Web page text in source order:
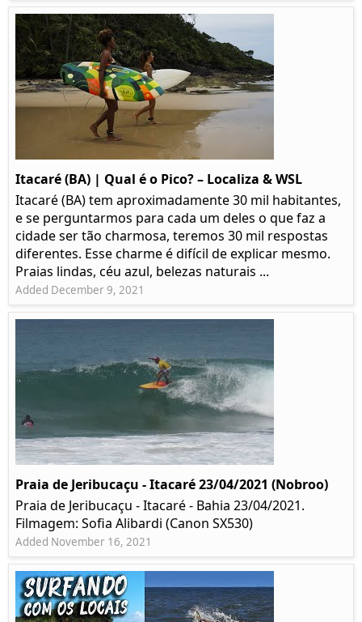
Itacaré (BA) | Qual é o Pico? – Localiza & WSL​​
Itacaré (BA) tem aproximadamente 30 mil habitantes,
e se perguntarmos para cada um deles o que faz a
cidade ser tão charmosa, teremos 30 mil respostas
diferentes. Esse charme é difícil de explicar mesmo.
Praias lindas, céu azul, belezas naturais ...
Added December 9, 2021
Praia de Jeribucaçu - Itacaré 23/04/2021 (Nobroo)
Praia de Jeribucaçu - Itacaré - Bahia 23/04/2021.
Filmagem: Sofia Alibardi (Canon SX530)
Added November 16, 2021